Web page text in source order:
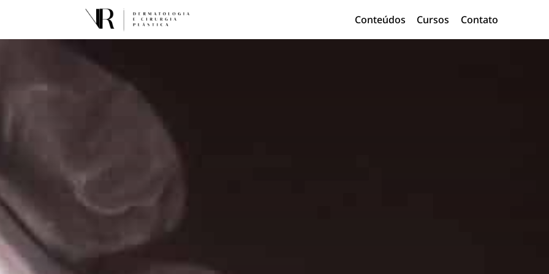
Conteúdos Cursos Contato